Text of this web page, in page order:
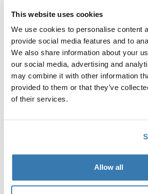
This website uses cookies
We use cookies to personalise content
provide social media features and to
We also share information about your
our social media, advertising and
may combine it with other information
provided to them or that they’ve
of their services.
Allow all
Toggle techspec
Tekniset tiedot
Toggle guides and instructions
Ohjeet
Arvostelut
Tavaramerkin rekisteröinti: Thule
Valmistajan nimi: Thule Sweden
Valmistajan osoite: Borggatan 5, 335